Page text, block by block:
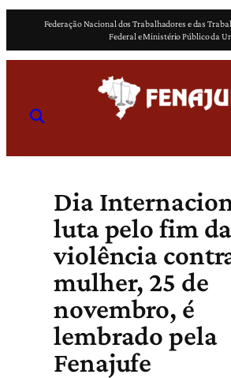
o
Federação Nacional dos Trabalhadores e das
Federal e Ministério Público da
Dia
luta pelo fim da
violência
mulher, 25 de
novembro, é
lembrado pela
Fenajufe